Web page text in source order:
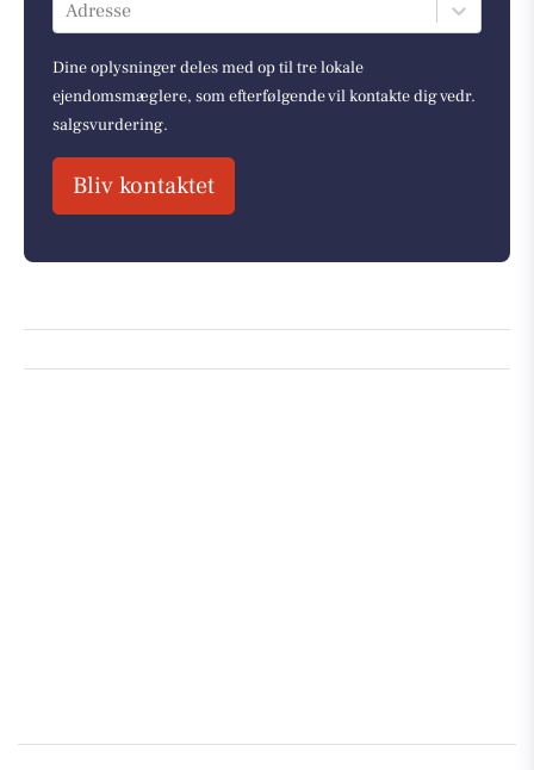
Adresse
Dine oplysninger deles med op til tre lokale
ejendomsmæglere, som efterfølgende vil kontakte dig vedr.
salgsvurdering.
Bliv kontaktet